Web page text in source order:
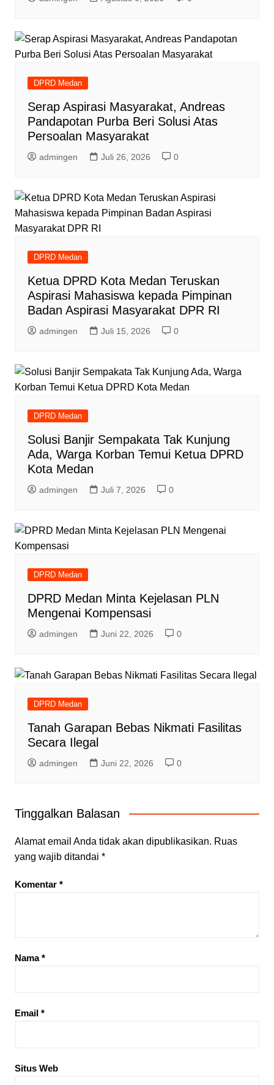
DPRD Medan
Serap Aspirasi Masyarakat, Andreas
Pandapotan Purba Beri Solusi Atas
Persoalan Masyarakat
admingen Juli 26, 2026 0
DPRD Medan
Ketua DPRD Kota Medan Teruskan
Aspirasi Mahasiswa kepada Pimpinan
Badan Aspirasi Masyarakat DPR RI
admingen Juli 15, 2026 0
DPRD Medan
Solusi Banjir Sempakata Tak Kunjung
Ada, Warga Korban Temui Ketua DPRD
Kota Medan
admingen Juli 7, 2026 0
DPRD Medan
DPRD Medan Minta Kejelasan PLN
Mengenai Kompensasi
admingen Juni 22, 2026 0
DPRD Medan
Tanah Garapan Bebas Nikmati Fasilitas
Secara Ilegal
admingen Juni 22, 2026 0
Tinggalkan Balasan
Alamat email Anda tidak akan dipublikasikan. Ruas
yang wajib ditandai *
Komentar *
Nama*
Email *
Situs Web